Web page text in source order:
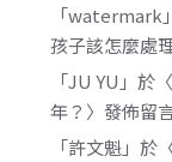
「watermark
孩子該怎麼處
「JU YU 」於
年？ 〉發佈留
「許文魁」於